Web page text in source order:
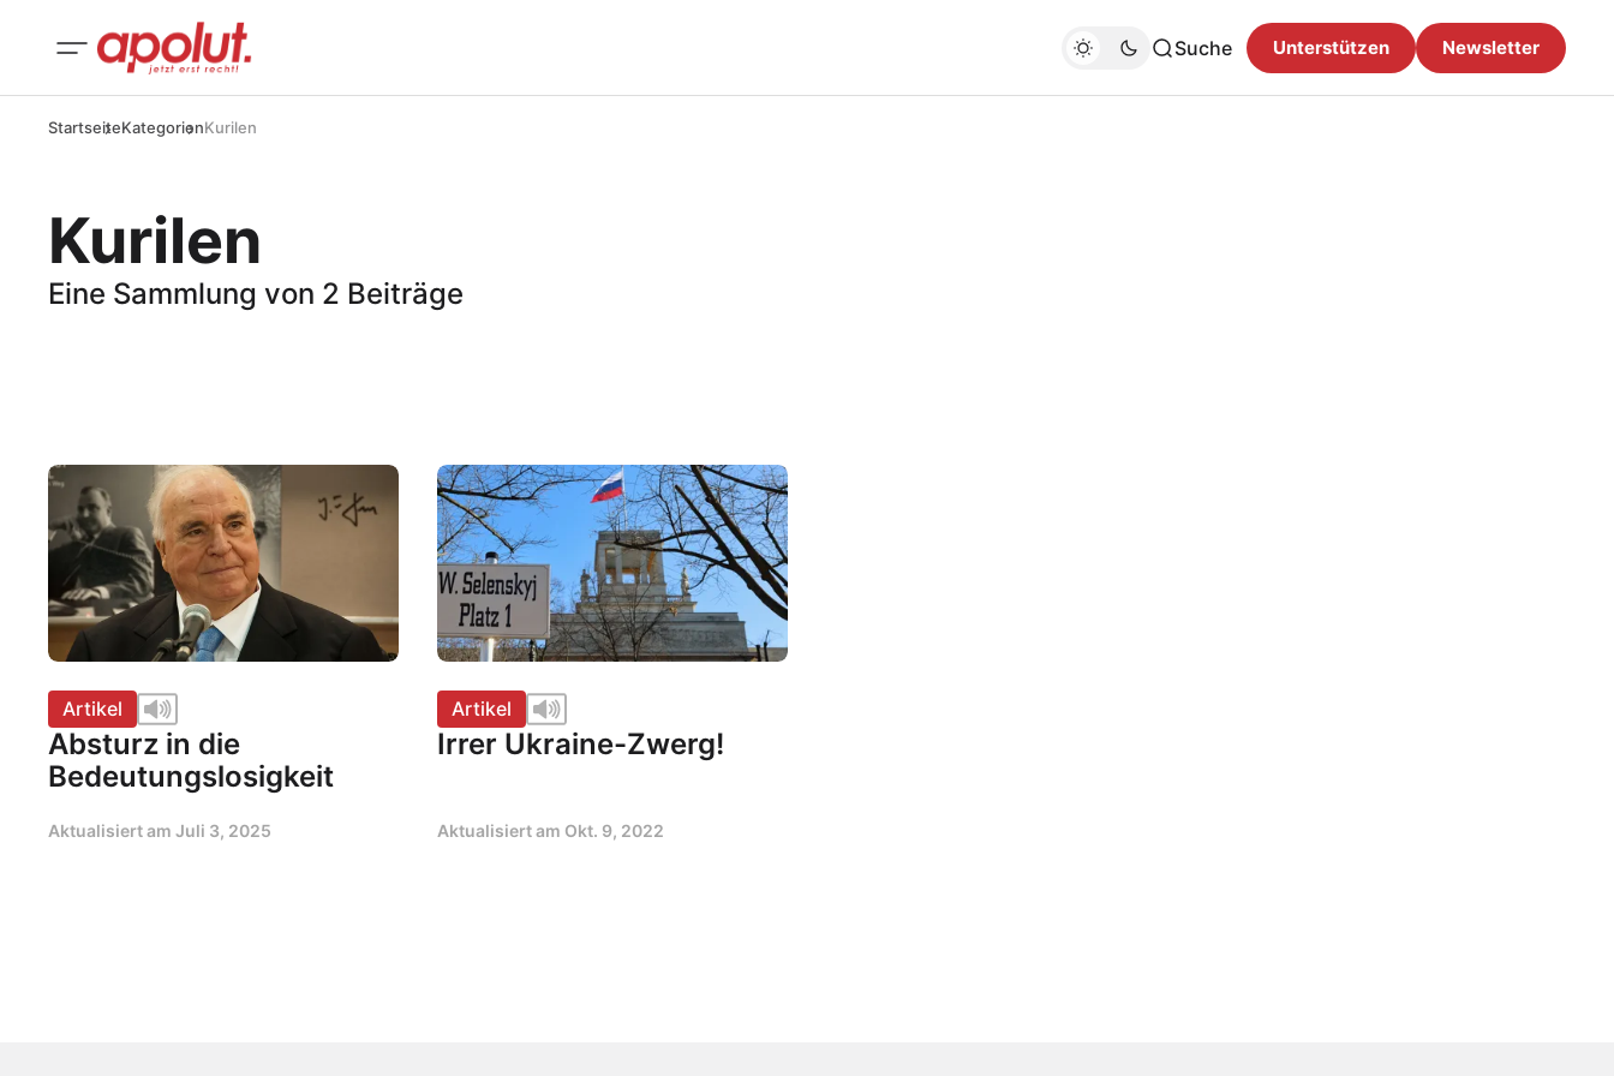
Suche Unterstützen Newsletter
StartseiteKategorienKurilen
Kurilen
Eine Sammlung von 2 Beiträge
Artikel
Absturz in die
Bedeutungslosigkeit
Aktualisiert am Juli 3, 2025
Artikel
Irrer Ukraine-Zwerg!
Aktualisiert am Okt. 9, 2022